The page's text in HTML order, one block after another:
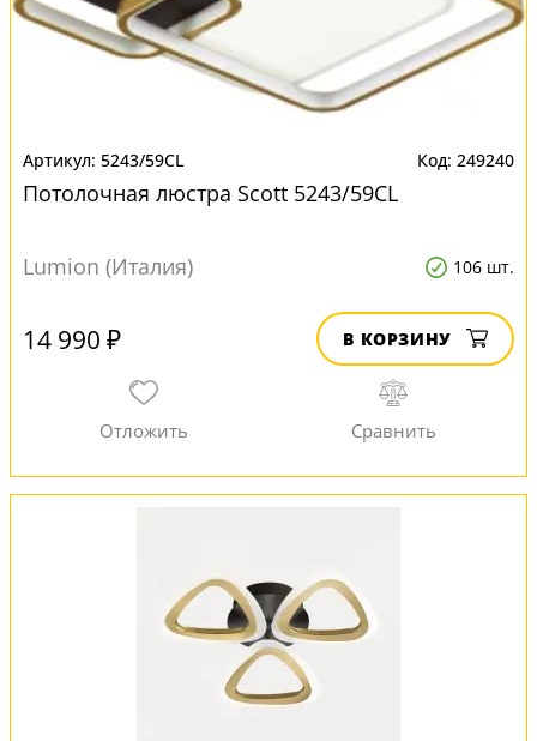
5243/59CL 249240
Потолочная люстра Scott 5243/59CL
Lumion (Италия) 106 шт.
14 990 ₽ В КОРЗИНУ